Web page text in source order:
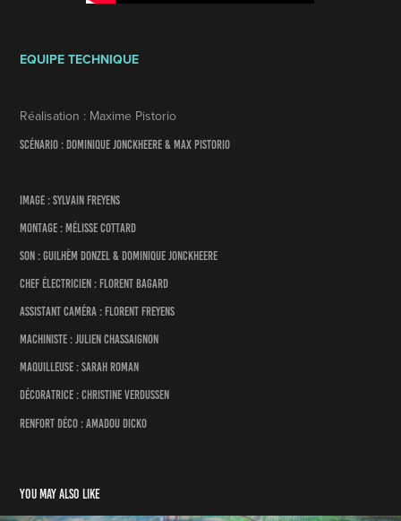
EQUIPE TECHNIQUE
Réalisation : Maxime Pistorio
Scénario : Dominique Jonckheere & Max Pistorio
Image : Sylvain Freyens
Montage : Mélisse Cottard
Son : Guilhèm Donzel & Dominique Jonckheere
Chef électricien : Florent Bagard
Assistant caméra : Florent Freyens
Machiniste : Julien Chassaignon
Maquilleuse : Sarah Roman
Décoratrice : Christine Verdussen
Renfort déco : Amadou Dicko
You may also like